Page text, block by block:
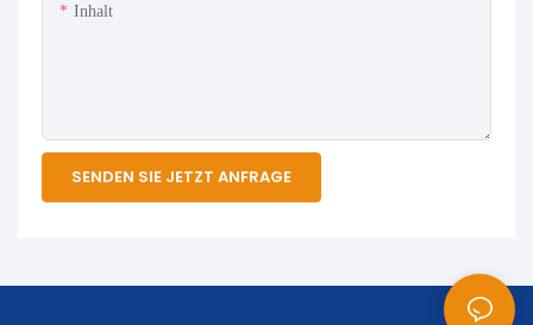
Inhalt
SENDEN SIE JETZT ANFRAGE